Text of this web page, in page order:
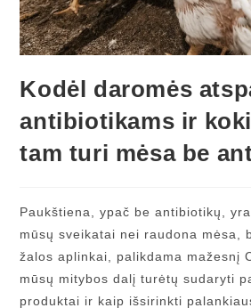
Kodėl daromės
antibiotikams ir
tam turi mėsa be
Paukštiena, ypač be antibiotikų,
mūsų sveikatai nei raudona mėsa,
žalos aplinkai, palikdama mažesnį
mūsų mitybos dalį turėtų sudaryti
produktai ir kaip išsirinkti